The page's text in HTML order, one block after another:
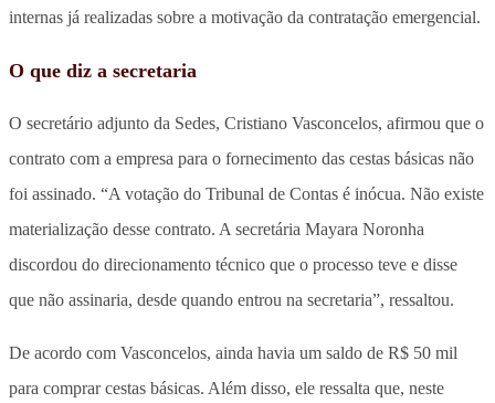
internas já realizadas sobre a motivação da contratação emergencial.
O que diz a secretaria
O secretário adjunto da Sedes, Cristiano Vasconcelos, afirmou que o
contrato com a empresa para o fornecimento das cestas básicas não
foi assinado. “A votação do Tribunal de Contas é inócua. Não existe
materialização desse contrato. A secretária Mayara Noronha
discordou do direcionamento técnico que o processo teve e disse
que não assinaria, desde quando entrou na secretaria”, ressaltou.
De acordo com Vasconcelos, ainda havia um saldo de R$ 50 mil
para comprar cestas básicas. Além disso, ele ressalta que, neste